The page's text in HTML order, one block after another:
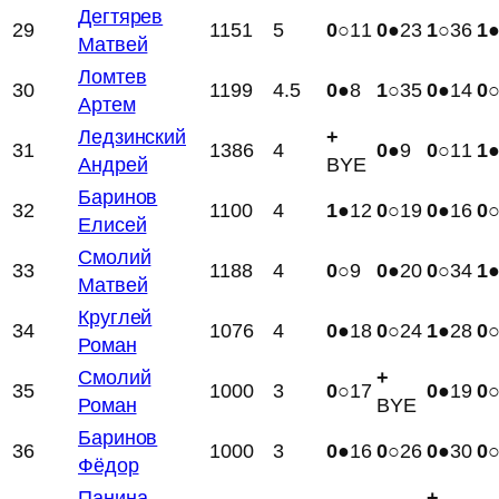
29
Дегтярев
Матвей
1151 5 0○11 0●23 1○36 1
30
Ломтев
Артем
1199 4.5 0●8 1○35 0●14 0
31
Ледзинский
Андрей
1386 4
+
BYE
0●9 0○11 1
32
Баринов
Елисей
1100 4 1●12 0○19 0●16 0
33
Смолий
Матвей
1188 4 0○9 0●20 0○34 1
34
Круглей
Роман
1076 4 0●18 0○24 1●28 0
35
Смолий
Роман
1000 3 0○17
+
BYE
0●19 0
36
Баринов
Фёдор
1000 3 0●16 0○26 0●30 0